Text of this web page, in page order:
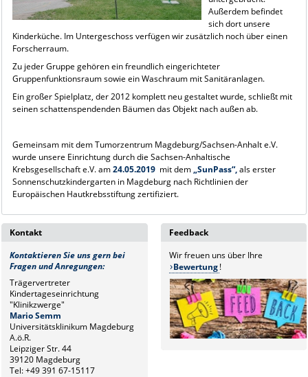
Außerdem befindet
sich dort unsere
Kinderküche. Im Untergeschoss verfügen wir zusätzlich noch über einen
Forscherraum.
Zu jeder Gruppe gehören ein freundlich eingerichteter
Gruppenfunktionsraum sowie ein Waschraum mit Sanitäranlagen.
Ein großer Spielplatz, der 2012 komplett neu gestaltet wurde, schließt mit
seinen schattenspendenden Bäumen das Objekt nach außen ab.
Gemeinsam mit dem Tumorzentrum Magdeburg/Sachsen-Anhalt e.V.
wurde unsere Einrichtung durch die Sachsen-Anhaltische
Krebsgesellschaft e.V. am24.05.2019mit dem„SunPass“,als erster
Sonnenschutzkindergarten in Magdeburg nach Richtlinien der
Europäischen Hautkrebsstiftung zertifiziert.
Kontakt
Kontaktieren Sie uns gern bei
Fragen und Anregungen:
Trägervertreter
Kindertageseinrichtung
"Klinikzwerge"
Mario Semm
Universitätsklinikum Magdeburg
A.ö.R.
Leipziger Str. 44
39120 Magdeburg
Tel: +49 391 67-15117
Feedback
Wir freuen uns über Ihre
Bewertung!